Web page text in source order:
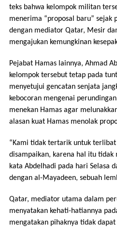
teks bahwa kelompok militan
menerima “proposal baru” sejak
dengan mediator Qatar, Mesir
mengajukan kemungkinan
Pejabat Hamas lainnya, Ahmad
kelompok tersebut tetap pada
menyetujui gencatan senjata
kebocoran mengenai
menekan Hamas agar
alasan kuat Hamas menolak
“Kami tidak tertarik untuk
disampaikan, karena hal itu tidak
kata Abdelhadi pada hari Selasa
dengan al-Mayadeen, sebuah
Qatar, mediator utama dalam
menyatakan kehati-hatiannya
mengatakan pihaknya tidak